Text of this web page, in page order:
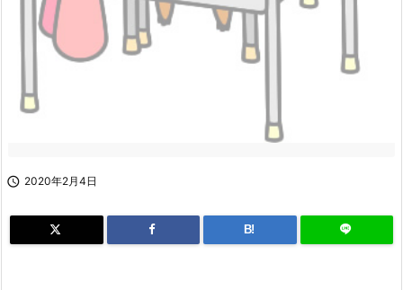
 2020年2月4日
B!